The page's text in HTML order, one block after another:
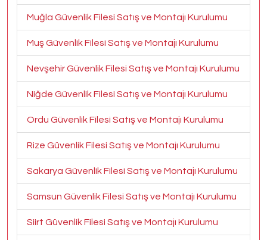
Muğla Güvenlik Filesi Satış ve Montajı Kurulumu
Muş Güvenlik Filesi Satış ve Montajı Kurulumu
Nevşehir Güvenlik Filesi Satış ve Montajı Kurulumu
Niğde Güvenlik Filesi Satış ve Montajı Kurulumu
Ordu Güvenlik Filesi Satış ve Montajı Kurulumu
Rize Güvenlik Filesi Satış ve Montajı Kurulumu
Sakarya Güvenlik Filesi Satış ve Montajı Kurulumu
Samsun Güvenlik Filesi Satış ve Montajı Kurulumu
Siirt Güvenlik Filesi Satış ve Montajı Kurulumu